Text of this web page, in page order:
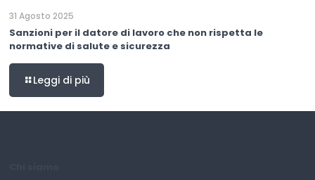
31 Agosto 2025
Sanzioni per il datore di lavoro che non rispetta le
normative di salute e sicurezza
Leggi di più